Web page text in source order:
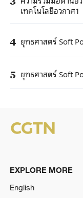
เทคโนโลยีอวกาศ1
4 ยุทธศาสตร์ Soft
5 ยุทธศาสตร์ Soft
EXPLORE MORE
English